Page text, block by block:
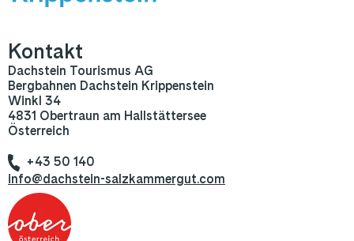
Kontakt
Dachstein Tourismus AG
Bergbahnen Dachstein Krippenstein
Winkl 34
4831 Obertraun am Hallstättersee
Österreich
+43 50 140
info@dachstein-salzkammergut.com